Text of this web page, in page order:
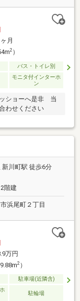
月
2）
バス・トイレ別
モニタ付インターホ
ン
ショーへ是非 当
わせください
川町駅 徒歩6分
階建
浜尾町２丁目
万円
2）
駐車場(近隣含)
駐輪場